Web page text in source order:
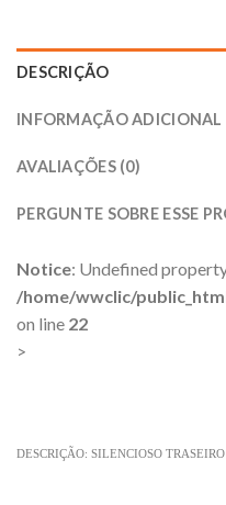
DESCRIÇÃO
INFORMAÇÃO ADICIONAL
AVALIAÇÕES (0)
PERGUNTE SOBRE ESSE
Notice: Undefined
/home/wwclic/
on line 22
>
DESCRIÇÃO: SILENCIOSO